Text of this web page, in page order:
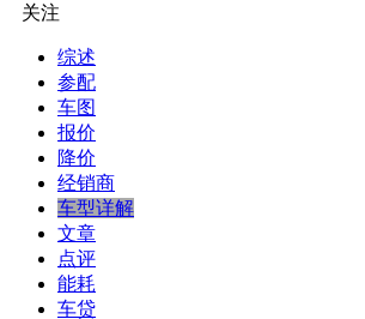
关注
综述
参配
车图
报价
降价
经销商
车型详解
文章
点评
能耗
车贷